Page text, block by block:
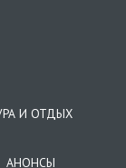
И ОТДЫХ
АНОНСЫ